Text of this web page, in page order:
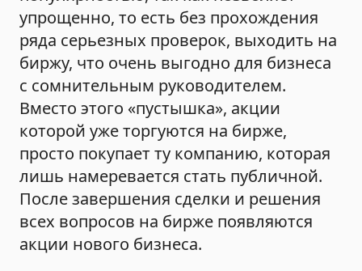
упрощенно, то есть без прохождения
ряда серьезных проверок, выходить на
биржу, что очень выгодно для бизнеса
с сомнительным руководителем.
Вместо этого «пустышка», акции
которой уже торгуются на бирже,
просто покупает ту компанию, которая
лишь намеревается стать публичной.
После завершения сделки и решения
всех вопросов на бирже появляются
акции нового бизнеса.